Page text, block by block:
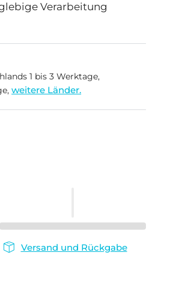
Verarbeitung
1 bis 3 Werktage,
weitere Länder.
Versand und Rückgabe